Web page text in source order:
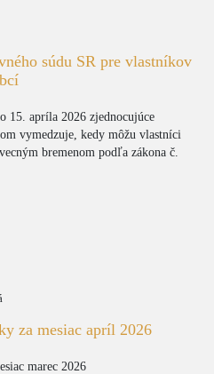
súdu SR pre vlastníkov
15. apríla 2026 zjednocujúce
vymedzuje, kedy môžu vlastníci
bremenom podľa zákona č.
za mesiac apríl 2026
marec 2026